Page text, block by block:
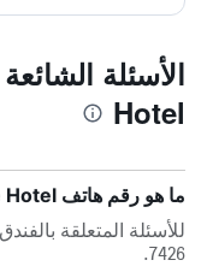
Hotel
ما هو رقم هاتف Tynedale Hotel؟
7426.